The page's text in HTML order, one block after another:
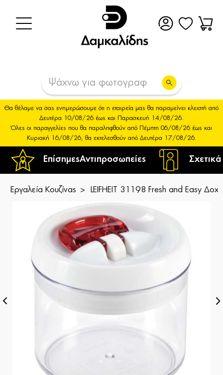
ΕπίσημεςΑντιπροσωπείες
Θα θέλαμε να σας ενημερώσουμε ότι η εταιρεία μας θα παραμείνει κλειστή από
Δευτέρα 10/08/26 έως και Παρασκευή 14/08/26.
Όλες οι παραγγελίες που θα παραληφθούν από Πέμπτη 06/08/26 έως και
Κυριακή 16/08/26, θα εκτελεσθούν από Δευτέρα 17/08/26.
Εργαλεία Κουζίνας LEIFHEIT 31198 Fresh and Easy